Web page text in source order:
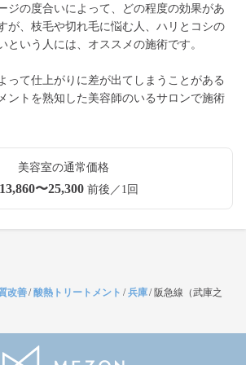
ジの度合いによって、どの程度の効果があ
が、枝毛や切れ毛に悩む人、ハリとコシの
という人には、オススメの施術です。
って仕上がりに差が出てしまうことがある
ントを熟知した美容師のいるサロンで施術
美容室の通常価格
〜25,300前後／1回
改善/酸熱トリートメント /兵庫/ 阪急線（武庫之